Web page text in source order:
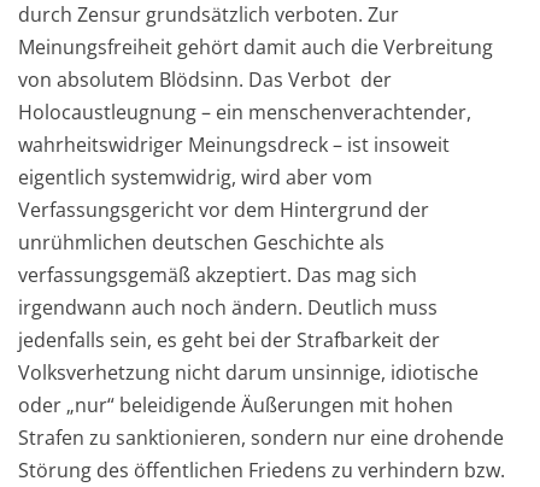
durch Zensur grundsätzlich verboten. Zur
Meinungsfreiheit gehört damit auch die Verbreitung
von absolutem Blödsinn. Das Verbot der
Holocaustleugnung – ein menschenverachtender,
wahrheitswidriger Meinungsdreck – ist insoweit
eigentlich systemwidrig, wird aber vom
Verfassungsgericht vor dem Hintergrund der
unrühmlichen deutschen Geschichte als
verfassungsgemäß akzeptiert. Das mag sich
irgendwann auch noch ändern. Deutlich muss
jedenfalls sein, es geht bei der Strafbarkeit der
Volksverhetzung nicht darum unsinnige, idiotische
oder „nur“ beleidigende Äußerungen mit hohen
Strafen zu sanktionieren, sondern nur eine drohende
Störung des öffentlichen Friedens zu verhindern bzw.